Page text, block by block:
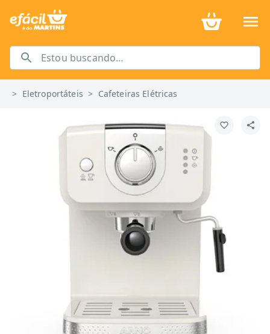
> Eletroportáteis > Cafeteiras Elétricas